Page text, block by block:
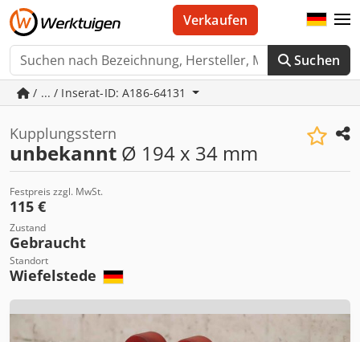
Suchen
Verkaufen
/ ... / Inserat-ID: A186-64131
Kupplungsstern
unbekannt Ø 194 x 34 mm
Festpreis zzgl. MwSt.
115 €
Zustand
Gebraucht
Standort
Wiefelstede